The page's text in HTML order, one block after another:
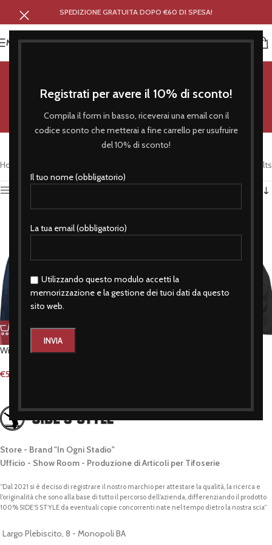
Registrati per avere il 10% di sconto!
Compila il form in basso, riceverai una email con il
codice sconto che metterai a fine carrello per usufruire
del 10% di sconto!
Il tuo nome (obbligatorio)
La tua email (obbligatorio)
Utilizzando questo modulo accetti la
memorizzazione e la gestione dei tuoi dati da questo
sito web.
SPEDIZIONE GRATUITA DOPO €60 DI SPESA!
MENU
Giubbotti
Categories
Pratiche e sobrie le nostre giacche ti aspettano su Side’s Style Shop
Home Showing all 2 results
Windbreaker con tascone blu
€59,90
Store - Brand "In Ogni Stadio"
Ufficio - Show Room - Produzione di Articoli per Tifoserie
“Dal 2021 si è deciso di registrare il nostro marchio per attestare la qualità, la ricerca e
l’originalità che sono alla base di tutto il percorso dell’azienda, differenziando il prodotto
100% SIDE’S STYLE da eventuali copie concorrenti nate nel tempo dietro la nostra scia”
Largo Plebiscito, 8 - Monopoli BA